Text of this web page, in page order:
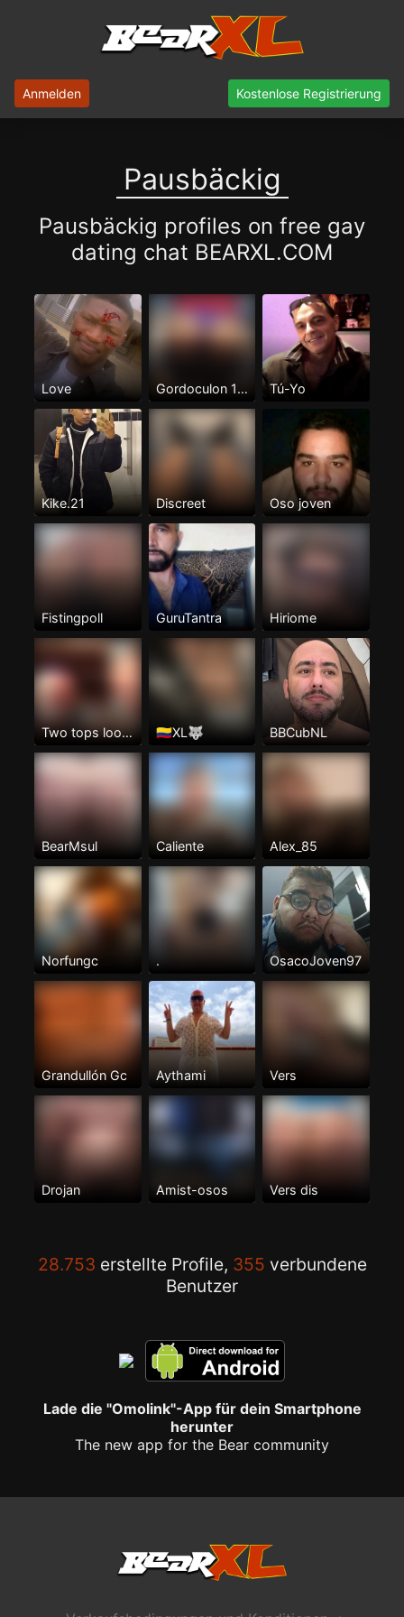
Anmelden Kostenlose Registrierung
Pausbäckig
Pausbäckig profiles on free gay
dating chat BEARXL.COM
Love Gordoculon 100%pasivo Tú-Yo
Kike.21 Discreet Oso joven
Fistingpoll GuruTantra Hiriome
Two tops looking for a hot arse to spit roast 🇨🇴XL🐺 BBCubNL
BearMsul Caliente Alex_85
Norfungc . OsacoJoven97
Grandullón Gc Aythami Vers
Drojan Amist-osos Vers dis
28.753 erstellte Profile, 355 verbundene
Benutzer
Lade die "Omolink"-App für dein Smartphone
herunter
The new app for the Bear community